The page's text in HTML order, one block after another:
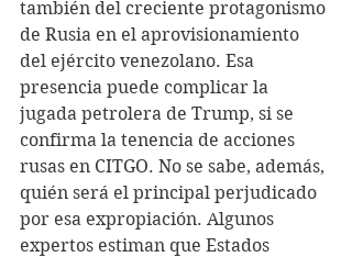
también del creciente protagonismo
de Rusia en el aprovisionamiento
del ejército venezolano. Esa
presencia puede complicar la
jugada petrolera de Trump, si se
confirma la tenencia de acciones
rusas en CITGO. No se sabe, además,
quién será el principal perjudicado
por esa expropiación. Algunos
expertos estiman que Estados